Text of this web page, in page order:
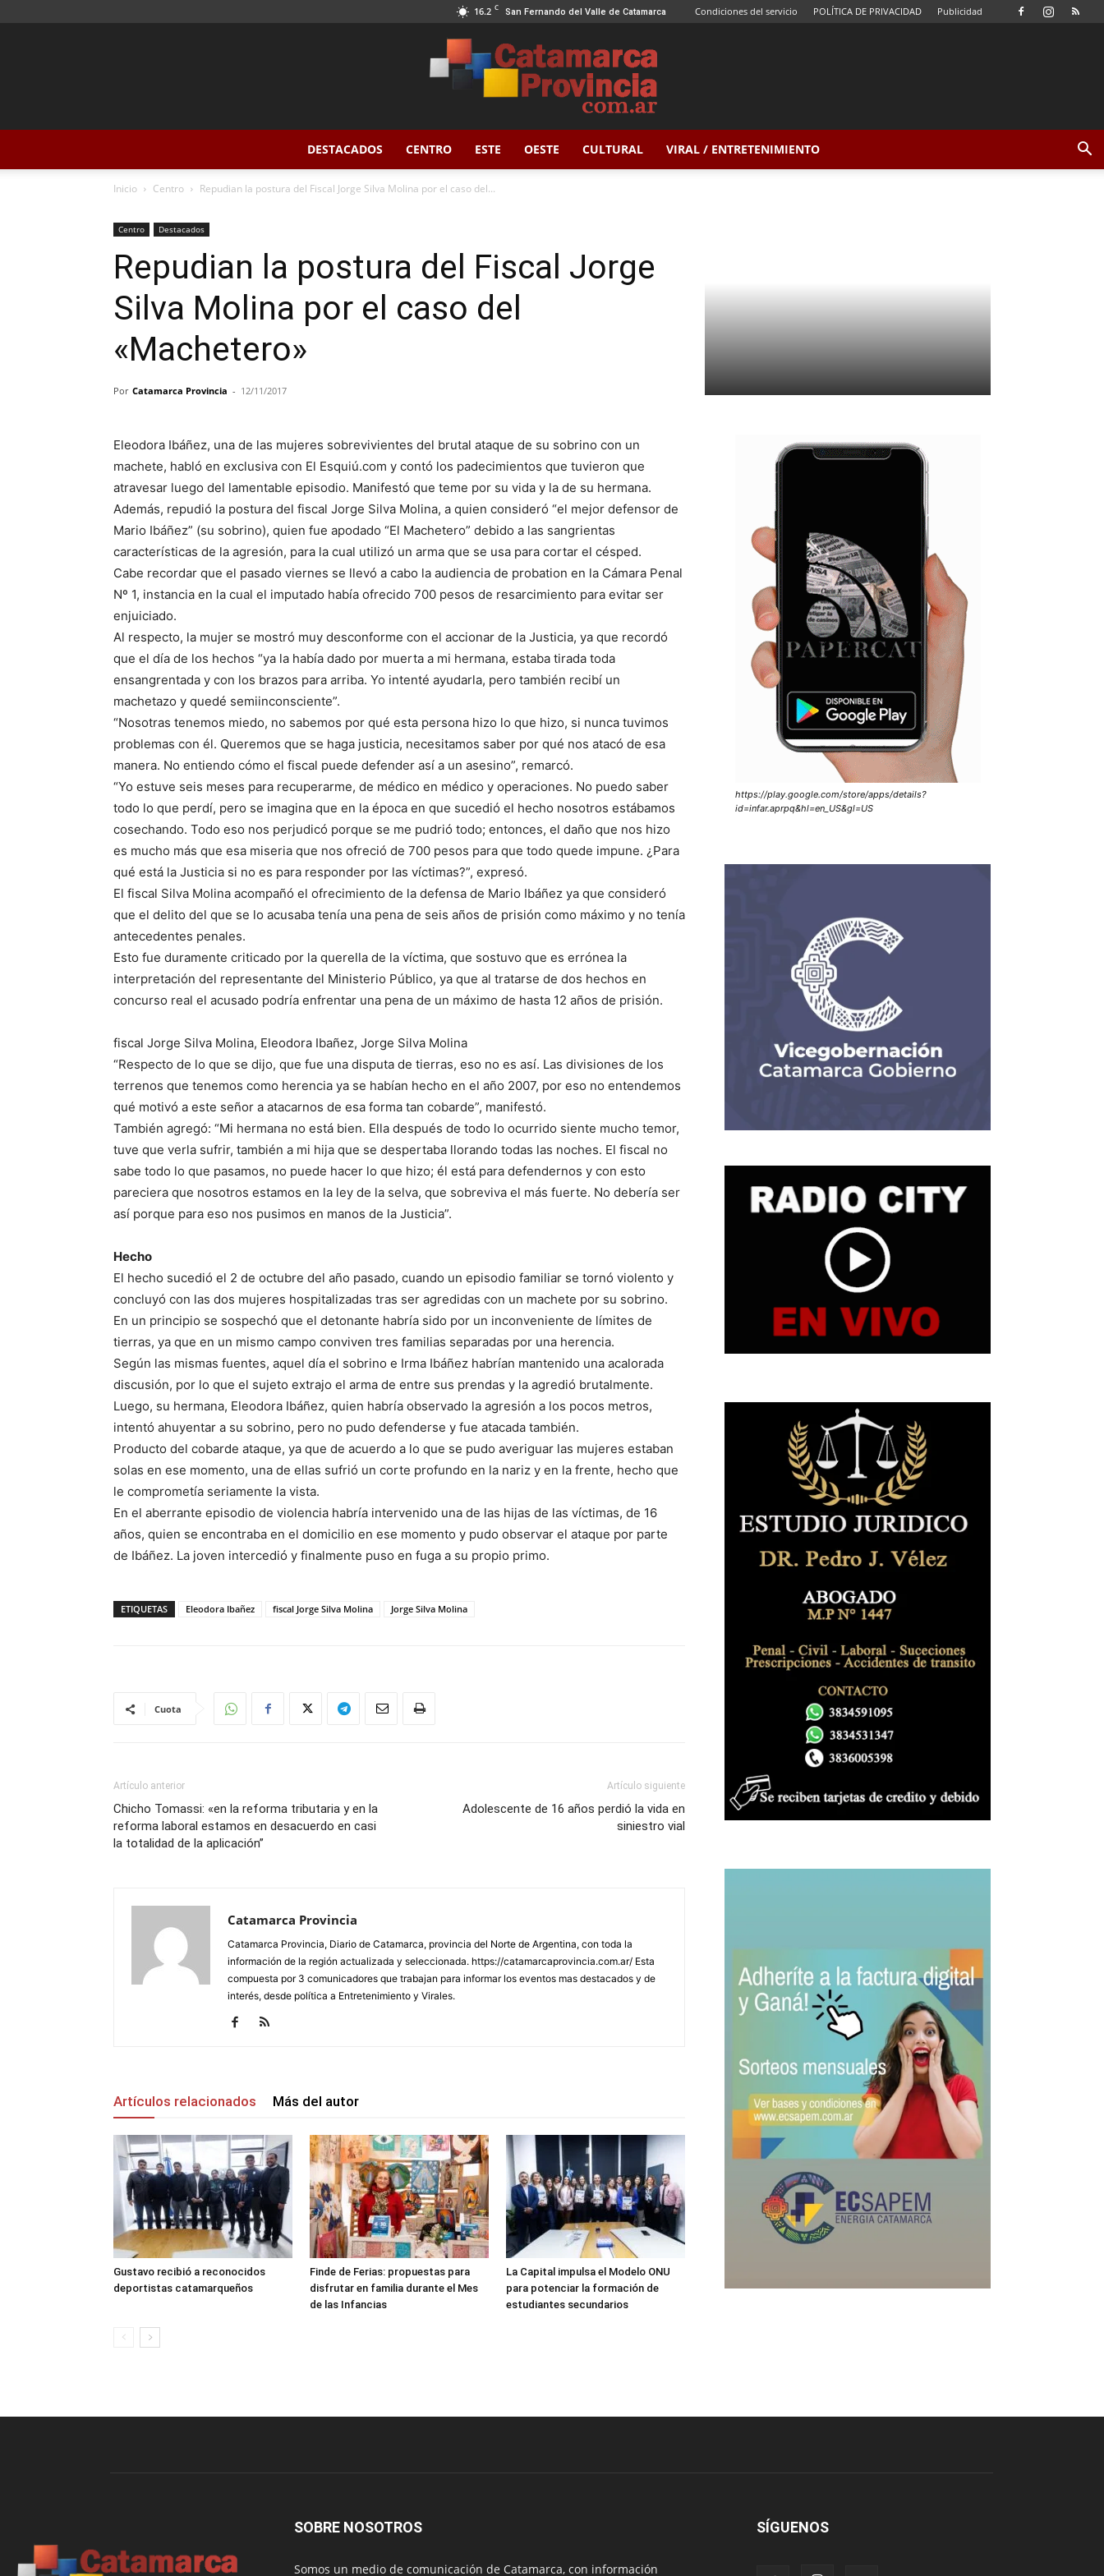
16.2 C San Fernando del Valle de Catamarca Condiciones del servicio POLÍTICA DE PRIVACIDAD Publicidad
Catamarca
Provincia
DESTACADOS CENTRO ESTE OESTE CULTURAL VIRAL / ENTRETENIMIENTO
Inicio Centro Repudian la postura del Fiscal Jorge Silva Molina por el caso del...
Centro Destacados
Repudian la postura del Fiscal Jorge
Silva Molina por el caso del
«Machetero»
Por Catamarca Provincia - 12/11/2017
Eleodora Ibáñez, una de las mujeres sobrevivientes del brutal ataque de su sobrino con un
machete, habló en exclusiva con El Esquiú.com y contó los padecimientos que tuvieron que
atravesar luego del lamentable episodio. Manifestó que teme por su vida y la de su hermana.
Además, repudió la postura del fiscal Jorge Silva Molina, a quien consideró “el mejor defensor de
Mario Ibáñez” (su sobrino), quien fue apodado “El Machetero” debido a las sangrientas
características de la agresión, para la cual utilizó un arma que se usa para cortar el césped.
Cabe recordar que el pasado viernes se llevó a cabo la audiencia de probation en la Cámara Penal
Nº 1, instancia en la cual el imputado había ofrecido 700 pesos de resarcimiento para evitar ser
enjuiciado.
Al respecto, la mujer se mostró muy desconforme con el accionar de la Justicia, ya que recordó
que el día de los hechos “ya la había dado por muerta a mi hermana, estaba tirada toda
ensangrentada y con los brazos para arriba. Yo intenté ayudarla, pero también recibí un
machetazo y quedé semiinconsciente”.
“Nosotras tenemos miedo, no sabemos por qué esta persona hizo lo que hizo, si nunca tuvimos
problemas con él. Queremos que se haga justicia, necesitamos saber por qué nos atacó de esa
manera. No entiendo cómo el fiscal puede defender así a un asesino”, remarcó.
“Yo estuve seis meses para recuperarme, de médico en médico y operaciones. No puedo saber
todo lo que perdí, pero se imagina que en la época en que sucedió el hecho nosotros estábamos
cosechando. Todo eso nos perjudicó porque se me pudrió todo; entonces, el daño que nos hizo
es mucho más que esa miseria que nos ofreció de 700 pesos para que todo quede impune. ¿Para
qué está la Justicia si no es para responder por las víctimas?”, expresó.
El fiscal Silva Molina acompañó el ofrecimiento de la defensa de Mario Ibáñez ya que consideró
que el delito del que se lo acusaba tenía una pena de seis años de prisión como máximo y no tenía
antecedentes penales.
Esto fue duramente criticado por la querella de la víctima, que sostuvo que es errónea la
interpretación del representante del Ministerio Público, ya que al tratarse de dos hechos en
concurso real el acusado podría enfrentar una pena de un máximo de hasta 12 años de prisión.
fiscal Jorge Silva Molina, Eleodora Ibañez, Jorge Silva Molina
“Respecto de lo que se dijo, que fue una disputa de tierras, eso no es así. Las divisiones de los
terrenos que tenemos como herencia ya se habían hecho en el año 2007, por eso no entendemos
qué motivó a este señor a atacarnos de esa forma tan cobarde”, manifestó.
También agregó: “Mi hermana no está bien. Ella después de todo lo ocurrido siente mucho temor,
tuve que verla sufrir, también a mi hija que se despertaba llorando todas las noches. El fiscal no
sabe todo lo que pasamos, no puede hacer lo que hizo; él está para defendernos y con esto
pareciera que nosotros estamos en la ley de la selva, que sobreviva el más fuerte. No debería ser
así porque para eso nos pusimos en manos de la Justicia”.
Hecho
El hecho sucedió el 2 de octubre del año pasado, cuando un episodio familiar se tornó violento y
concluyó con las dos mujeres hospitalizadas tras ser agredidas con un machete por su sobrino.
En un principio se sospechó que el detonante habría sido por un inconveniente de límites de
tierras, ya que en un mismo campo conviven tres familias separadas por una herencia.
Según las mismas fuentes, aquel día el sobrino e Irma Ibáñez habrían mantenido una acalorada
discusión, por lo que el sujeto extrajo el arma de entre sus prendas y la agredió brutalmente.
Luego, su hermana, Eleodora Ibáñez, quien habría observado la agresión a los pocos metros,
intentó ahuyentar a su sobrino, pero no pudo defenderse y fue atacada también.
Producto del cobarde ataque, ya que de acuerdo a lo que se pudo averiguar las mujeres estaban
solas en ese momento, una de ellas sufrió un corte profundo en la nariz y en la frente, hecho que
le comprometía seriamente la vista.
En el aberrante episodio de violencia habría intervenido una de las hijas de las víctimas, de 16
años, quien se encontraba en el domicilio en ese momento y pudo observar el ataque por parte
de Ibáñez. La joven intercedió y finalmente puso en fuga a su propio primo.
ETIQUETAS Eleodora Ibañez fiscal Jorge Silva Molina Jorge Silva Molina
Cuota
Artículo anterior
Chicho Tomassi: «en la reforma tributaria y en la
reforma laboral estamos en desacuerdo en casi
la totalidad de la aplicación”
Artículo siguiente
Adolescente de 16 años perdió la vida en
siniestro vial
Catamarca Provincia
Catamarca Provincia, Diario de Catamarca, provincia del Norte de Argentina, con toda la
información de la región actualizada y seleccionada. https://catamarcaprovincia.com.ar/ Esta
compuesta por 3 comunicadores que trabajan para informar los eventos mas destacados y de
interés, desde política a Entretenimiento y Virales.
Artículos relacionados Más del autor
Gustavo recibió a reconocidos
deportistas catamarqueños
Finde de Ferias: propuestas para
disfrutar en familia durante el Mes
de las Infancias
La Capital impulsa el Modelo ONU
para potenciar la formación de
estudiantes secundarios
https://play.google.com/store/apps/details?
id=infar.aprpq&hl=en_US&gl=US
SOBRE NOSOTROS
Somos un medio de comunicación de Catamarca, con información
SÍGUENOS